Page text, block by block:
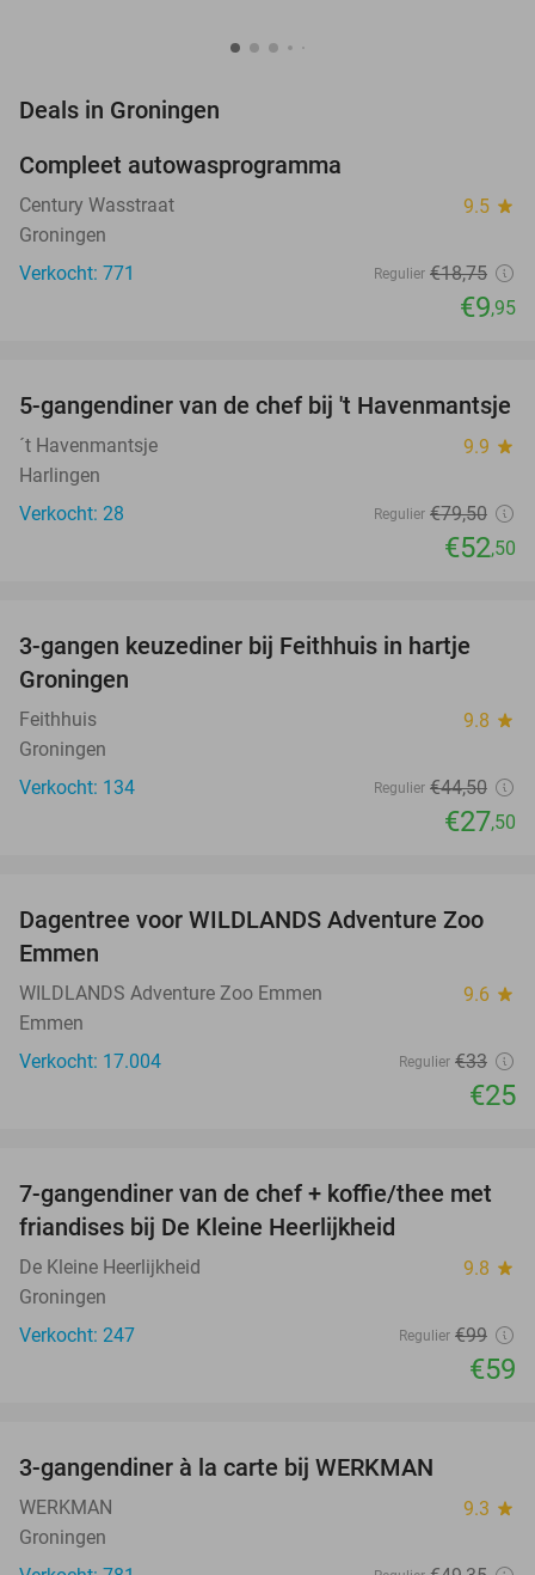
Deals in Groningen
Compleet autowasprogramma
Century Wasstraat 9.5 star
Groningen
Verkocht: 771
Regulier €18,75
€9,95
34%
NEW
TODAY
5-gangendiner van de chef bij 't Havenmantsje
´t Havenmantsje 9.9 star
Harlingen
Verkocht: 28
Regulier €79,50
€52,50
38%
3-gangen keuzediner bij Feithhuis in hartje
Groningen
Feithhuis 9.8 star
Groningen
Verkocht: 134
Regulier €44,50
€27,50
24%
Dagentree voor WILDLANDS Adventure Zoo
Emmen
WILDLANDS Adventure Zoo Emmen 9.6 star
Emmen
Verkocht: 17.004
Regulier €33
€25
40%
7-gangendiner van de chef + koffie/thee met
friandises bij De Kleine Heerlijkheid
De Kleine Heerlijkheid 9.8 star
Groningen
Verkocht: 247
Regulier €99
€59
3-gangendiner à la carte bij WERKMAN
WERKMAN 9.3 star
Groningen